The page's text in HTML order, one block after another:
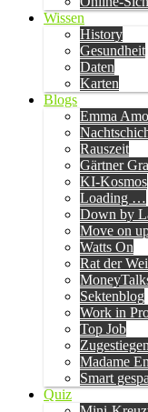
Wissen
History
Gesundheit
Daten
Karten
Blogs
Emma
Rauszeit
Gärtner
KI-Kosmos
Loading …
Down by
Move on
Watts On
Rat der
Sektenblog
Work in
Top Job
Zugestiegen
Madame
Smart
Quiz